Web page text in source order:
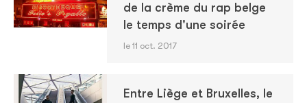
de la crème du rap belge
le temps d'une soirée
le 11 oct. 2017
Entre Liège et Bruxelles, le